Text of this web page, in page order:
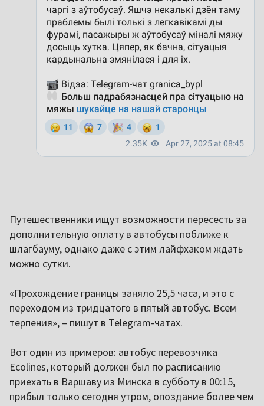
Путешественники ищут возможности пересесть за
дополнительную оплату в автобусы поближе к
шлагбауму, однако даже с этим лайфхаком ждать
можно сутки.
«Прохождение границы заняло 25,5 часа, и это с
переходом из тридцатого в пятый автобус. Всем
терпения», – пишут в Telegram-чатах.
Вот один из примеров: автобус перевозчика
Ecolines, который должен был по расписанию
приехать в Варшаву из Минска в субботу в 00:15,
прибыл только сегодня утром, опоздание более чем